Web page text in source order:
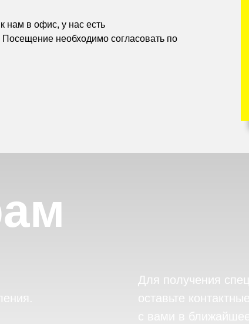
нам в офис, у нас есть
необходимо согласовать по
Для получения
оставьте
с вами в